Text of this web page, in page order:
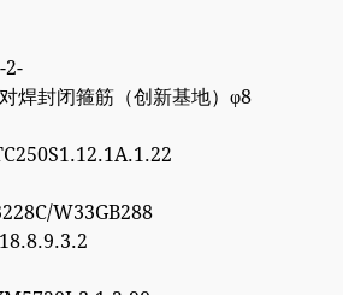
2-
焊封闭箍筋（创新基地）φ8
W33GB288